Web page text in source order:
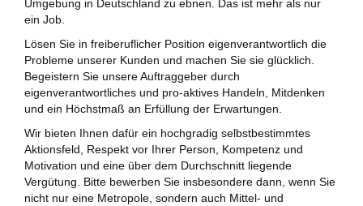
Umgebung in Deutschland zu ebnen. Das ist mehr als nur
ein Job.
Lösen Sie in freiberuflicher Position eigenverantwortlich die
Probleme unserer Kunden und machen Sie sie glücklich.
Begeistern Sie unsere Auftraggeber durch
eigenverantwortliches und pro-aktives Handeln, Mitdenken
und ein Höchstmaß an Erfüllung der Erwartungen.
Wir bieten Ihnen dafür ein hochgradig selbstbestimmtes
Aktionsfeld, Respekt vor Ihrer Person, Kompetenz und
Motivation und eine über dem Durchschnitt liegende
Vergütung. Bitte bewerben Sie insbesondere dann, wenn Sie
nicht nur eine Metropole, sondern auch Mittel- und